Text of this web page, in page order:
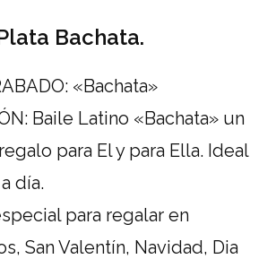
Bachata.
«Bachata»
Baile Latino «Bachata» un
para El y para Ella. Ideal
día.
para regalar en
San Valentín, Navidad, Dia